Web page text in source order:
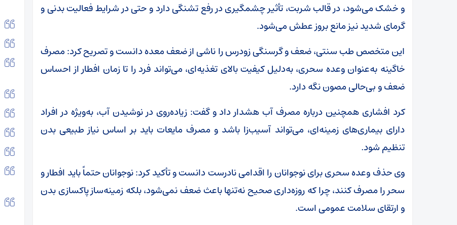
و خشک می‌شود، در قالب شربت، تأثیر چشمگیری در رفع تشنگی دارد و حتی در شرایط فعالیت بدنی و
گرمای شدید نیز مانع بروز عطش می‌شود.
این متخصص طب سنتی، ضعف و گرسنگی زودرس را ناشی از ضعف معده دانست و تصریح کرد: مصرف
خاگینه به‌عنوان وعده سحری، به‌دلیل کیفیت بالای تغذیه‌ای، می‌تواند فرد را تا زمان افطار از احساس
ضعف و بی‌حالی مصون نگه دارد.
کرد افشاری همچنین درباره مصرف آب هشدار داد و گفت: زیاده‌روی در نوشیدن آب، به‌ویژه در افراد
دارای بیماری‌های زمینه‌ای، می‌تواند آسیب‌زا باشد و مصرف مایعات باید بر اساس نیاز طبیعی بدن
تنظیم شود.
وی حذف وعده سحری برای نوجوانان را اقدامی نادرست دانست و تأکید کرد: نوجوانان حتماً باید افطار و
سحر را مصرف کنند، چرا که روزه‌داری صحیح نه‌تنها باعث ضعف نمی‌شود، بلکه زمینه‌ساز پاکسازی بدن
و ارتقای سلامت عمومی است.